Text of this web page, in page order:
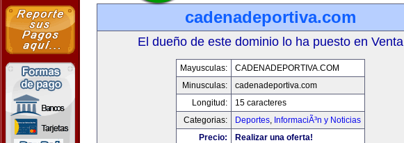
cadenadeportiva.com
El dueño de este dominio lo ha puesto en Venta
Mayusculas:
CADENADEPORTIVA.COM
Minusculas:
cadenadeportiva.com
Longitud:
15 caracteres
Categorias:
Deportes, InformaciÃ³n y Noticias
Precio:
Realizar una oferta!